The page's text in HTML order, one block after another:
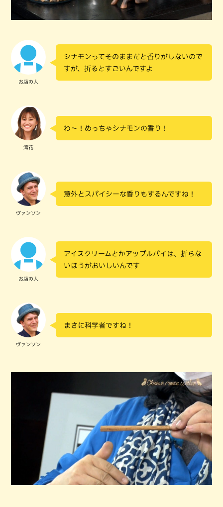
お店の人
シナモンってそのままだと香りがしないので
すが、折るとすごいんですよ
澪花
わ〜！めっちゃシナモンの香り！
ヴァンソン
意外とスパイシーな香りもするんですね！
お店の人
アイスクリームとかアップルパイは、折らな
いほうがおいしいんです
ヴァンソン
まさに科学者ですね！